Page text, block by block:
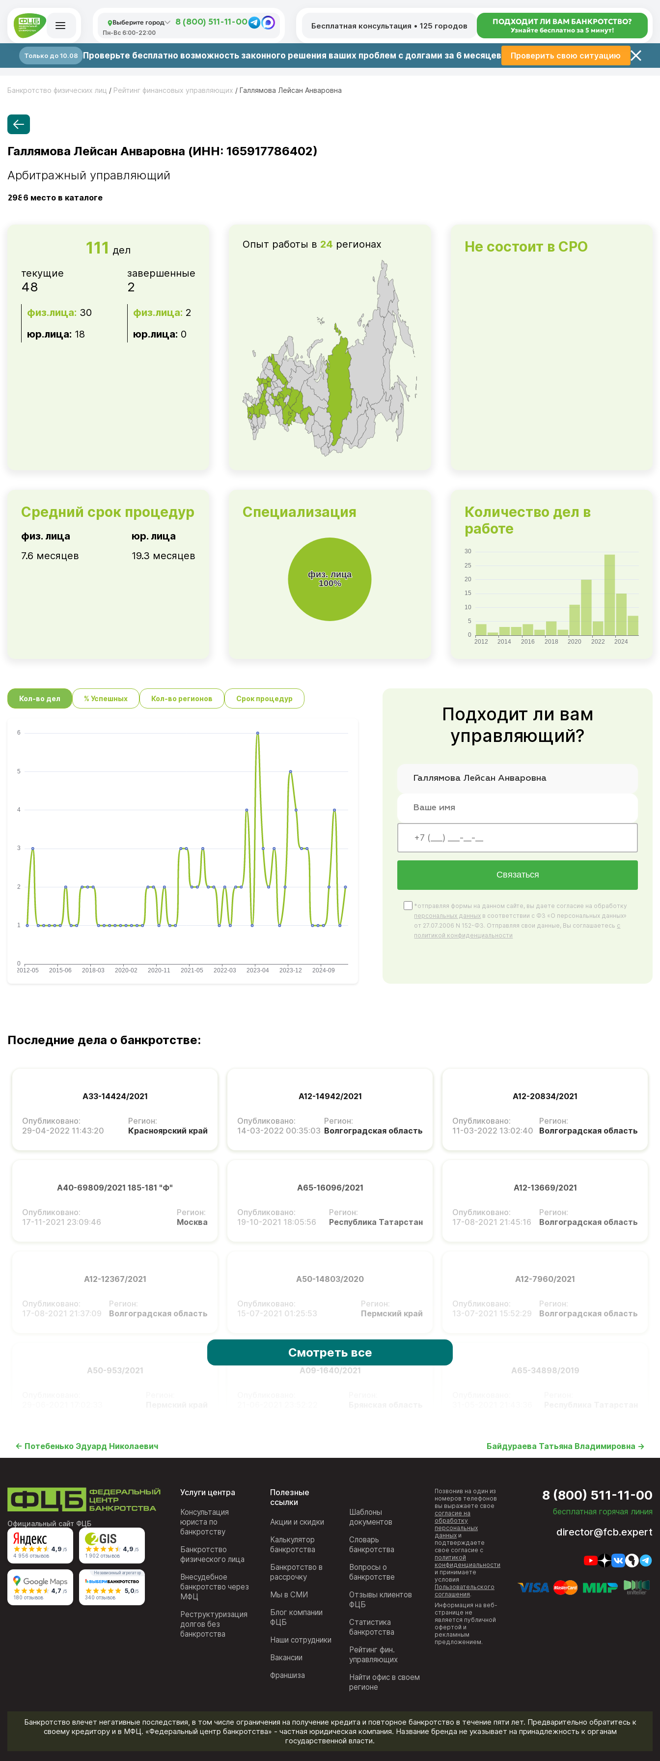
Выберите город 8 (800) 511-11-00
Пн-Вс 6:00-22:00
Бесплатная консультация • 125 городов ПОДХОДИТ ЛИ ВАМ БАНКРОТСТВО?
Узнайте бесплатно за 5 минут!
Только до 10.08 Проверьте бесплатно возможность законного решения ваших проблем с долгами за 6 месяцев Проверить свою ситуацию
Банкротство физических лиц / Рейтинг финансовых управляющих / Галлямова Лейсан Анваровна
Галлямова Лейсан Анваровна (ИНН: 165917786402)
Арбитражный управляющий
2986 место в каталоге
111 дел
текущие
48
физ.лица: 30
юр.лица: 18
завершенные
2
физ.лица: 2
юр.лица: 0
Опыт работы в 24 регионах Не состоит в СРО
Средний срок процедур
физ. лица
7.6 месяцев
юр. лица
19.3 месяцев
Специализация
Количество дел в
работе
Кол-во дел % Успешных Кол-во регионов Срок процедур
Подходит ли вам
управляющий?
Связаться
*отправляя формы на данном сайте, вы даете согласие на обработку
персональных данных в соответствии с ФЗ «О персональных данных»
от 27.07.2006 N 152-ФЗ. Отправляя свои данные, Вы соглашаетесь с
политикой конфиденциальности
Последние дела о банкротстве:
А33-14424/2021
Опубликовано:
29-04-2022 11:43:20
Регион:
Красноярский край
А12-14942/2021
Опубликовано:
14-03-2022 00:35:03
Регион:
Волгоградская область
А12-20834/2021
Опубликовано:
11-03-2022 13:02:40
Регион:
Волгоградская область
А40-69809/2021 185-181 "Ф"
Опубликовано:
17-11-2021 23:09:46
Регион:
Москва
А65-16096/2021
Опубликовано:
19-10-2021 18:05:56
Регион:
Республика Татарстан
А12-13669/2021
Опубликовано:
17-08-2021 21:45:16
Регион:
Волгоградская область
А12-12367/2021
Опубликовано:
17-08-2021 21:37:09
Регион:
Волгоградская область
А50-14803/2020
Опубликовано:
15-07-2021 01:25:53
Регион:
Пермский край
А12-7960/2021
Опубликовано:
13-07-2021 15:52:29
Регион:
Волгоградская область
А50-953/2021 А09-1640/2021 А65-34898/2019
Смотреть все
← Потебенько Эдуард Николаевич Байдураева Татьяна Владимировна →
Официальный сайт ФЦБ
4,9 /5
4 956 отзывов
4,9 /5
1 902 отзывов
4,7 /5
180 отзывов
Независимый агрегатор
5,0/5
340 отзывов
Услуги центра
Консультация
юриста по
банкротству
Банкротство
физического лица
Внесудебное
банкротство через
МФЦ
Реструктуризация
долгов без
банкротства
Полезные
ссылки
Акции и скидки
Калькулятор
банкротства
Банкротство в
рассрочку
Мы в СМИ
Блог компании
ФЦБ
Наши сотрудники
Вакансии
Франшиза
Шаблоны
документов
Словарь
банкротства
Вопросы о
банкротстве
Отзывы клиентов
ФЦБ
Статистика
банкротства
Рейтинг фин.
управляющих
Найти офис в своем
регионе
Позвонив на один из
номеров телефонов
вы выражаете свое
согласие на
обработку
персональных
данных и
подтверждаете
свое согласие с
политикой
конфиденциальности
и принимаете
условия
Пользовательского
соглашения.
Информация на веб-
странице не
является публичной
офертой и
рекламным
предложением.
8 (800) 511-11-00
бесплатная горячая линия
director@fcb.expert
Банкротство влечет негативные последствия, в том числе ограничения на получение кредита и повторное банкротство в течение пяти лет. Предварительно обратитесь к
своему кредитору и в МФЦ. «Федеральный центр банкротства» - частная юридическая компания. Название бренда не указывает на принадлежность к органам
государственной власти.